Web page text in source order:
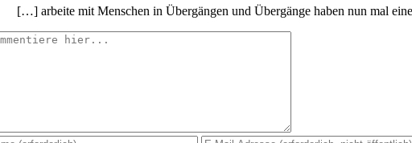
[…] arbeite mit Menschen in Übergängen und Übergänge haben nun mal